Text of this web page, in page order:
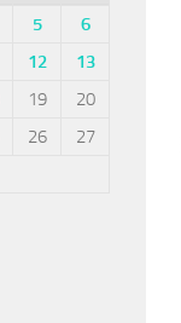
5
6
12
13
19
20
26
27